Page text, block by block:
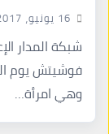
16 يونيو، 2017
شبكة المدار
وهي امرأة…